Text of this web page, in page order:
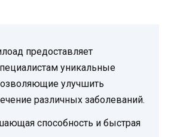
предоставляет
уникальные
улучшить
различных заболеваний.
способность и быстрая